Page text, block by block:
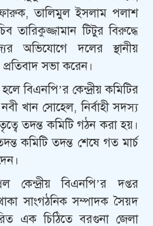
তালিমুল ইসলাম পলাশ
তারিকুজ্জামান টিটুর বিরুদ্ধে
অভিযোগে দলের স্থানীয়
প্রতিবাদ সভা করেন।
বিএনপি’র কেন্দ্রীয় কমিটির
খান সোহেল, নির্বাহী সদস্য
তদন্ত কমিটি গঠন করা হয়।
কমিটি তদন্ত শেষে গত মার্চ
বিএনপি’র দপ্তর
সাংগঠনিক সম্পাদক সৈয়দ
এক চিঠিতে বরগুনা জেলা